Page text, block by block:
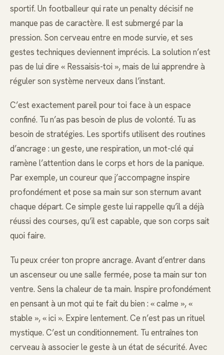
sportif. Un footballeur qui rate un penalty décisif ne
manque pas de caractère. Il est submergé par la
pression. Son cerveau entre en mode survie, et ses
gestes techniques deviennent imprécis. La solution n’est
pas de lui dire « Ressaisis-toi », mais de lui apprendre à
réguler son système nerveux dans l’instant.
C’est exactement pareil pour toi face à un espace
confiné. Tu n’as pas besoin de plus de volonté. Tu as
besoin de stratégies. Les sportifs utilisent des routines
d’ancrage : un geste, une respiration, un mot-clé qui
ramène l’attention dans le corps et hors de la panique.
Par exemple, un coureur que j’accompagne inspire
profondément et pose sa main sur son sternum avant
chaque départ. Ce simple geste lui rappelle qu’il a déjà
réussi des courses, qu’il est capable, que son corps sait
quoi faire.
Tu peux créer ton propre ancrage. Avant d’entrer dans
un ascenseur ou une salle fermée, pose ta main sur ton
ventre. Sens la chaleur de ta main. Inspire profondément
en pensant à un mot qui te fait du bien : « calme », «
stable », « ici ». Expire lentement. Ce n’est pas un rituel
mystique. C’est un conditionnement. Tu entraînes ton
cerveau à associer le geste à un état de sécurité. Avec